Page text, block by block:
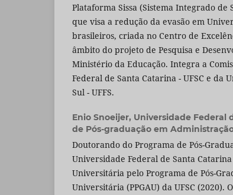
Plataforma Sissa (Sistema Integrado de
que visa a redução da evasão em
brasileiros, criada no Centro de
âmbito do projeto de Pesquisa e
Ministério da Educação. Integra a
Federal de Santa Catarina - UFSC e da
Sul - UFFS.
Enio Snoeijer, Universidade Federal
de Pós-graduação em
Doutorando do Programa de Pós-
Universidade Federal de Santa
Universitária pelo Programa de Pós-
Universitária (PPGAU) da UFSC (2020).